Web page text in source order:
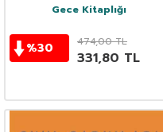
Gece Kitaplığı
%30 474,00TL
331,80 TL